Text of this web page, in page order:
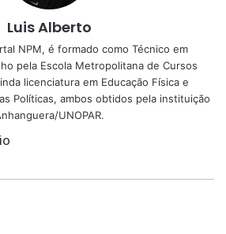
Luis Alberto
NPM, é formado como Técnico em
pela Escola Metropolitana de Cursos
licenciatura em Educação Física e
Políticas, ambos obtidos pela instituição
UNOPAR.